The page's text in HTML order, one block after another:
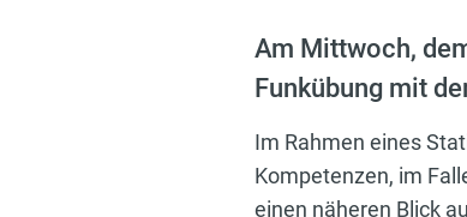
Am Mittwoch,
Funkübung mit
Im Rahmen eines
Kompetenzen, im
einen näheren Blick